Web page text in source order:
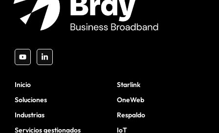
Inicio
Soluciones
Industrias
Servicios gestionados
Starlink
OneWeb
Respaldo
IoT